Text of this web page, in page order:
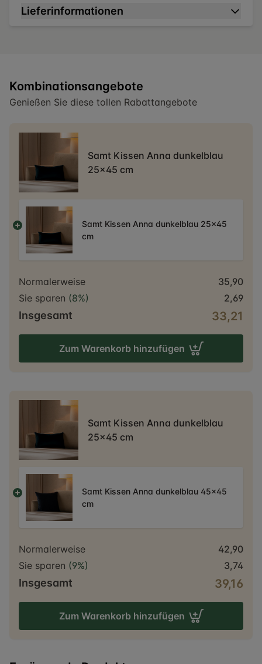
Lieferinformationen
Kombinationsangebote
Genießen Sie diese tollen Rabattangebote
Samt Kissen Anna dunkelblau
25x45 cm
Samt Kissen Anna dunkelblau 25x45
cm
Normalerweise
35,90
Sie sparen (8%) 2,69
Insgesamt 33,21
Zum Warenkorb hinzufügen
Samt Kissen Anna dunkelblau
25x45 cm
Samt Kissen Anna dunkelblau 45x45
cm
Normalerweise
42,90
Sie sparen (9%) 3,74
Insgesamt 39,16
Zum Warenkorb hinzufügen